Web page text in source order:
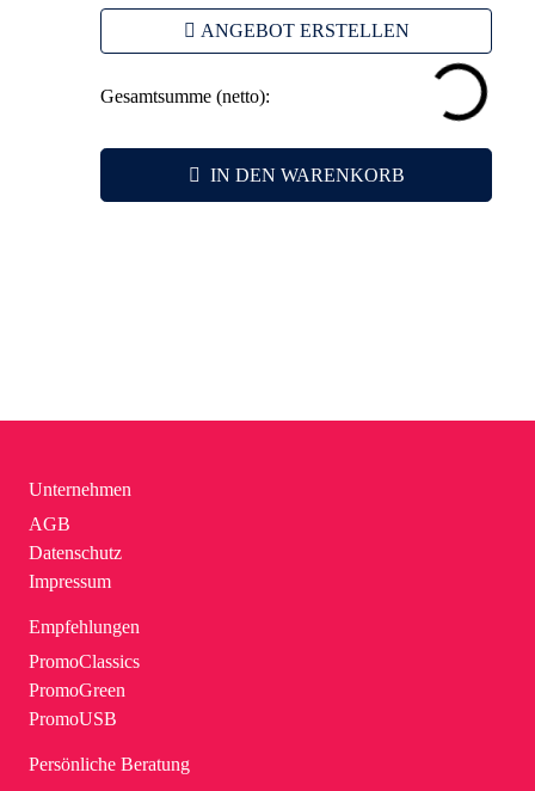
ANGEBOT ERSTELLEN
Gesamtsumme (netto):
IN DEN WARENKORB
Unternehmen
AGB
Datenschutz
Impressum
Empfehlungen
PromoClassics
PromoGreen
PromoUSB
Persönliche Beratung